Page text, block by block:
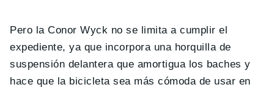
Pero la Conor Wyck no se limita a cumplir el
expediente, ya que incorpora una horquilla de
suspensión delantera que amortigua los baches y
hace que la bicicleta sea más cómoda de usar en